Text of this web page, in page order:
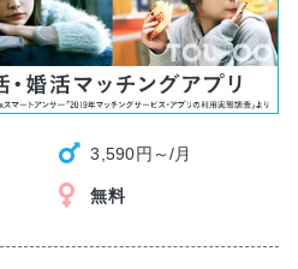
3,590円～/月
無料